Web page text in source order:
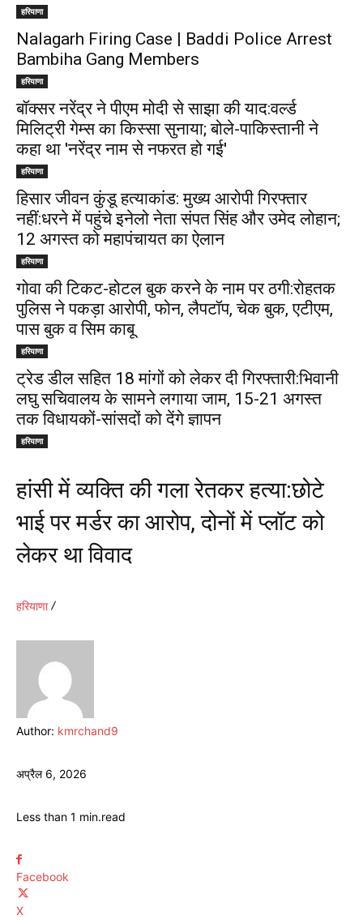
हरियाणा
Nalagarh Firing Case | Baddi Police Arrest
Bambiha Gang Members
हरियाणा
बॉक्सर नरेंद्र ने पीएम मोदी से साझा की याद:वर्ल्ड
मिलिट्री गेम्स का किस्सा सुनाया; बोले-पाकिस्तानी ने
कहा था 'नरेंद्र नाम से नफरत हो गई'
हरियाणा
हिसार जीवन कुंडू हत्याकांड: मुख्य आरोपी गिरफ्तार
नहीं:धरने में पहुंचे इनेलो नेता संपत सिंह और उमेद लोहान;
12 अगस्त को महापंचायत का ऐलान
हरियाणा
गोवा की टिकट-होटल बुक करने के नाम पर ठगी:रोहतक
पुलिस ने पकड़ा आरोपी, फोन, लैपटॉप, चेक बुक, एटीएम,
पास बुक व सिम काबू
हरियाणा
ट्रेड डील सहित 18 मांगों को लेकर दी गिरफ्तारी:भिवानी
लघु सचिवालय के सामने लगाया जाम, 15-21 अगस्त
तक विधायकों-सांसदों को देंगे ज्ञापन
हरियाणा
हांसी में व्यक्ति की गला रेतकर हत्या:छोटे
भाई पर मर्डर का आरोप, दोनों में प्लॉट को
लेकर था विवाद
हरियाणा
Author: kmrchand9
अप्रैल 6, 2026
Less than 1 min.read
Facebook
X